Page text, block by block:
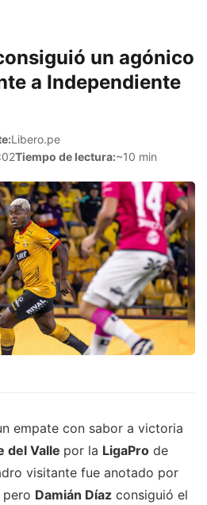
un agónico
a Independiente
Libero.pe
Tiempo de lectura:~10 min
empate con sabor a victoria
del Valle por la LigaPro de
visitante fue anotado por
Damián Díaz consiguió el